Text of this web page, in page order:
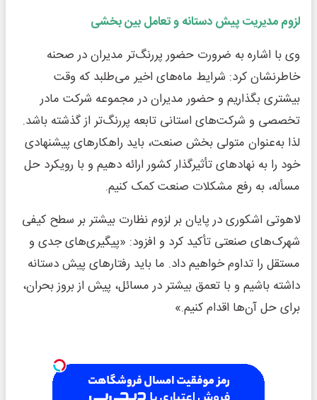
لزوم مدیریت پیش ‌دستانه و تعامل بین ‌بخشی
وی با اشاره به ضرورت حضور پررنگ‌تر مدیران در صحنه
خاطرنشان کرد: شرایط ماه‌های اخیر می‌طلبد که وقت
بیشتری بگذاریم و حضور مدیران در مجموعه شرکت مادر
تخصصی و شرکت‌های استانی تابعه پررنگ‌تر از گذشته باشد.
لذا به‌عنوان متولی بخش صنعت، باید راهکارهای پیشنهادی
خود را به نهادهای تأثیرگذار کشور ارائه دهیم و با رویکرد حل
مسأله، به رفع مشکلات صنعت کمک کنیم.
لاهوتی اشکوری در پایان بر لزوم نظارت بیشتر بر سطح کیفی
شهرک‌های صنعتی تأکید کرد و افزود: «پیگیری‌های جدی و
مستقل را تداوم خواهیم داد. ما باید رفتارهای پیش ‌دستانه
داشته باشیم و با تعمق بیشتر در مسائل، پیش از بروز بحران،
برای حل آن‌ها اقدام کنیم.»